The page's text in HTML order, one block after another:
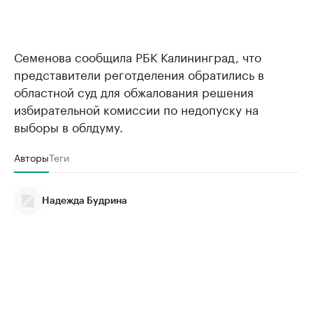
Семенова сообщила РБК Калининград, что
представители реготделения обратились в
областной суд для обжалования решения
избирательной комиссии по недопуску на
выборы в облдуму.
АвторыТеги
Надежда Будрина